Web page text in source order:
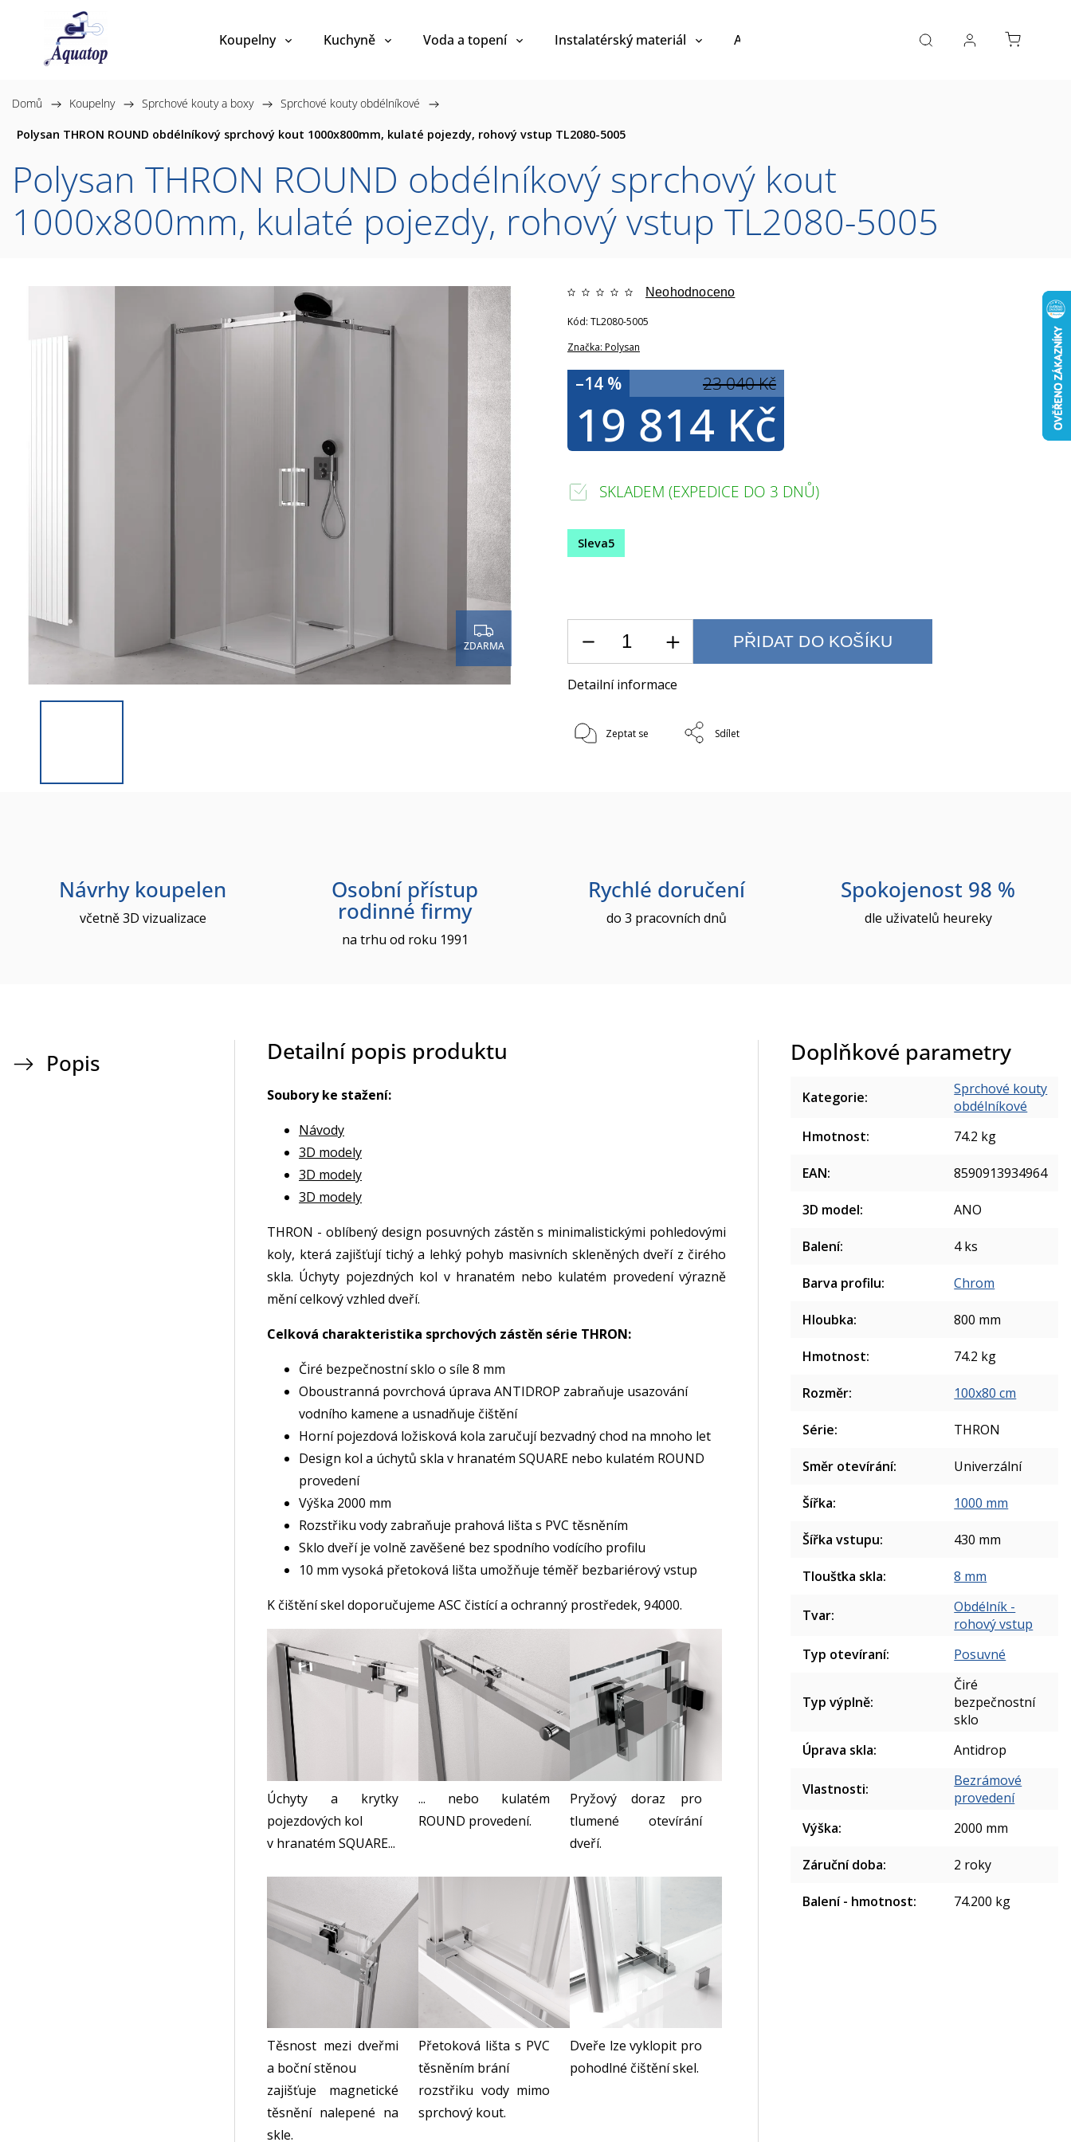
Koupelny Kuchyně Voda a topení Instalatérský materiál Akce a výprodej Návrh koupelny Reference
Domů / Koupelny / Sprchové kouty a boxy / Sprchové kouty obdélníkové /
Polysan THRON ROUND obdélníkový sprchový kout 1000x800mm, kulaté pojezdy, rohový vstup TL2080-5005
Polysan THRON ROUND obdélníkový sprchový kout
1000x800mm, kulaté pojezdy, rohový vstup TL2080-5005
ZDARMA
Značka:Polysan
Neohodnoceno
23 040 Kč
–14 %
19 814 Kč
Kód: TL2080-5005
Sleva5
SKLADEM (EXPEDICE DO 3 DNŮ)
PŘIDAT DO KOŠÍKU
Detailní informace
Zeptat se Sdílet
Návrhy koupelen
včetně 3D vizualizace
Osobní přístup
rodinné firmy
na trhu od roku 1991
Rychlé doručení
do 3 pracovních dnů
Spokojenost 98 %
dle uživatelů heureky
Popis Detailní popis produktu
Soubory ke stažení:
Návody
3D modely
3D modely
3D modely
THRON - oblíbený design posuvných zástěn s minimalistickými pohledovými
koly, která zajišťují tichý a lehký pohyb masivních skleněných dveří z čirého
skla. Úchyty pojezdných kol v hranatém nebo kulatém provedení výrazně
mění celkový vzhled dveří.
Celková charakteristika sprchových zástěn série THRON:
Čiré bezpečnostní sklo o síle 8 mm
Oboustranná povrchová úprava ANTIDROP zabraňuje usazování
vodního kamene a usnadňuje čištění
Horní pojezdová ložisková kola zaručují bezvadný chod na mnoho let
Design kol a úchytů skla v hranatém SQUARE nebo kulatém ROUND
provedení
Výška 2000 mm
Rozstřiku vody zabraňuje prahová lišta s PVC těsněním
Sklo dveří je volně zavěšené bez spodního vodícího profilu
10 mm vysoká přetoková lišta umožňuje téměř bezbariérový vstup
K čištění skel doporučujeme ASC čistící a ochranný prostředek, 94000.
Úchyty a krytky
pojezdových kol
v hranatém SQUARE...
... nebo kulatém
ROUND provedení.
Pryžový doraz pro
tlumené otevírání
dveří.
Těsnost mezi dveřmi
a boční stěnou
zajišťuje magnetické
těsnění nalepené na
skle.
Přetoková lišta s PVC
těsněním brání
rozstřiku vody mimo
sprchový kout.
Dveře lze vyklopit pro
pohodlné čištění skel.
Doplňkové parametry
Kategorie:
Sprchové kouty
obdélníkové
Hmotnost: 74.2 kg
EAN: 8590913934964
3D model: ANO
Balení: 4 ks
Barva profilu: Chrom
Hloubka: 800 mm
Hmotnost: 74.2 kg
Rozměr: 100x80 cm
Série: THRON
Směr otevírání: Univerzální
Šířka: 1000 mm
Šířka vstupu: 430 mm
Tloušťka skla: 8 mm
Tvar:
Obdélník -
rohový vstup
Typ otevíraní: Posuvné
Typ výplně:
Čiré
bezpečnostní
sklo
Úprava skla: Antidrop
Vlastnosti:
Bezrámové
provedení
Výška: 2000 mm
Záruční doba: 2 roky
Balení - hmotnost: 74.200 kg